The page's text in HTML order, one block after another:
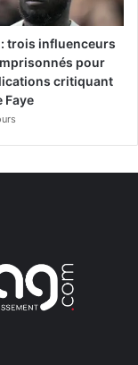
: trois influenceurs
pour
critiquant
Faye